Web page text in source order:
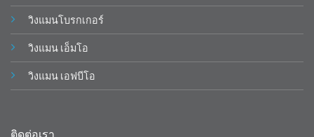
วิงแมนโบรกเกอร์
วิงแมน เอ็มโอ
วิงแมน เอฟบีโอ